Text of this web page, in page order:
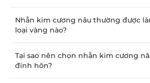
Nhẫn kim cương nâu thường được
loại vàng nào?
Tại sao nên chọn nhẫn kim cương
đính hôn?